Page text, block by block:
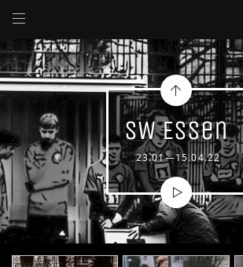
SW Essen
23.01—15.04.22